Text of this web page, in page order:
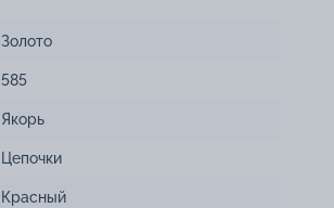
Золото
585
Якорь
Цепочки
Красный